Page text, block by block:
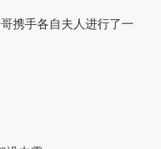
携手各自夫人进行了一